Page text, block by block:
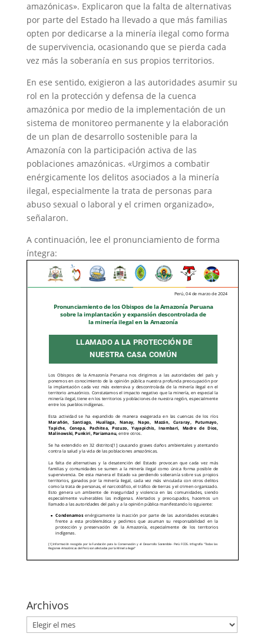
amazónicas». Explicaron que la falta de alternativas
por parte del Estado ha llevado a que más familias
opten por dedicarse a la minería ilegal como forma
de supervivencia, ocasionando que se pierda cada
vez más la soberanía en sus propios territorios.
En ese sentido, exigieron a las autoridades asumir su
rol en la protección y defensa de la cuenca
amazónica por medio de la implementación de un
sistema de monitoreo permanente y la elaboración
de un plan de desarrollo sostenible para la
Amazonía con la participación activa de las
poblaciones amazónicas. «Urgimos a combatir
enérgicamente los delitos asociados a la minería
ilegal, especialmente la trata de personas para
abuso sexual o laboral y el crimen organizado»,
señalaron.
A continuación, lee el pronunciamiento de forma
íntegra:
Archivos
Archivos